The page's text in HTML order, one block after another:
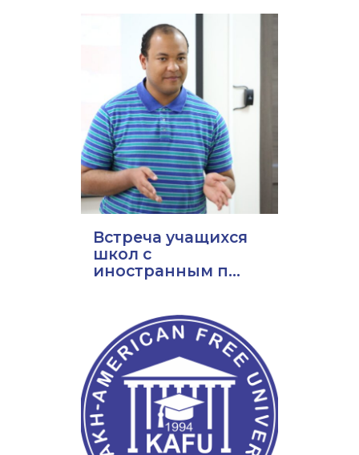
Встреча учащихся
школ с
иностранным п...